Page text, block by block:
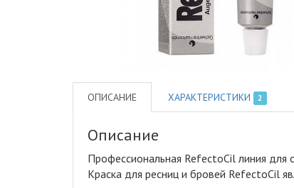
ОПИСАНИЕ ХАРАКТЕРИСТИКИ 2
Описание
Профессиональная RefectoCil линия для
Краска для ресниц и бровей RefectoCil